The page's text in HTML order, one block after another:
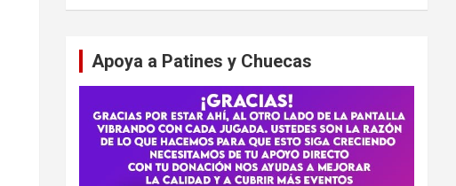
Apoya a Patines y Chuecas